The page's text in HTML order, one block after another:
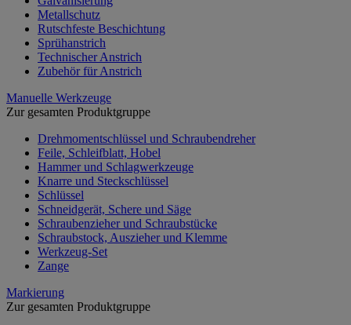
Metallschutz
Rutschfeste Beschichtung
Sprühanstrich
Technischer Anstrich
Zubehör für Anstrich
Manuelle Werkzeuge
Zur gesamten Produktgruppe
Drehmomentschlüssel und Schraubendreher
Feile, Schleifblatt, Hobel
Hammer und Schlagwerkzeuge
Knarre und Steckschlüssel
Schlüssel
Schneidgerät, Schere und Säge
Schraubenzieher und Schraubstücke
Schraubstock, Auszieher und Klemme
Werkzeug-Set
Zange
Markierung
Zur gesamten Produktgruppe